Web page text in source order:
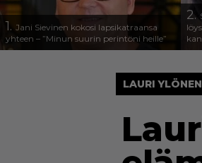
1. Jani Sievinen kokosi lapsikatraansa
yhteen – ”Minun suurin perintöni heille”
2.
LAURI YLÖNEN